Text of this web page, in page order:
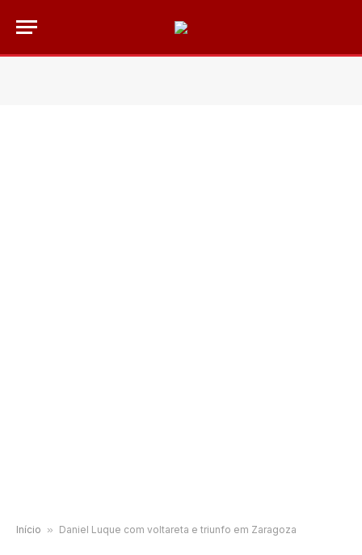
Início » Daniel Luque com voltareta e triunfo em Zaragoza